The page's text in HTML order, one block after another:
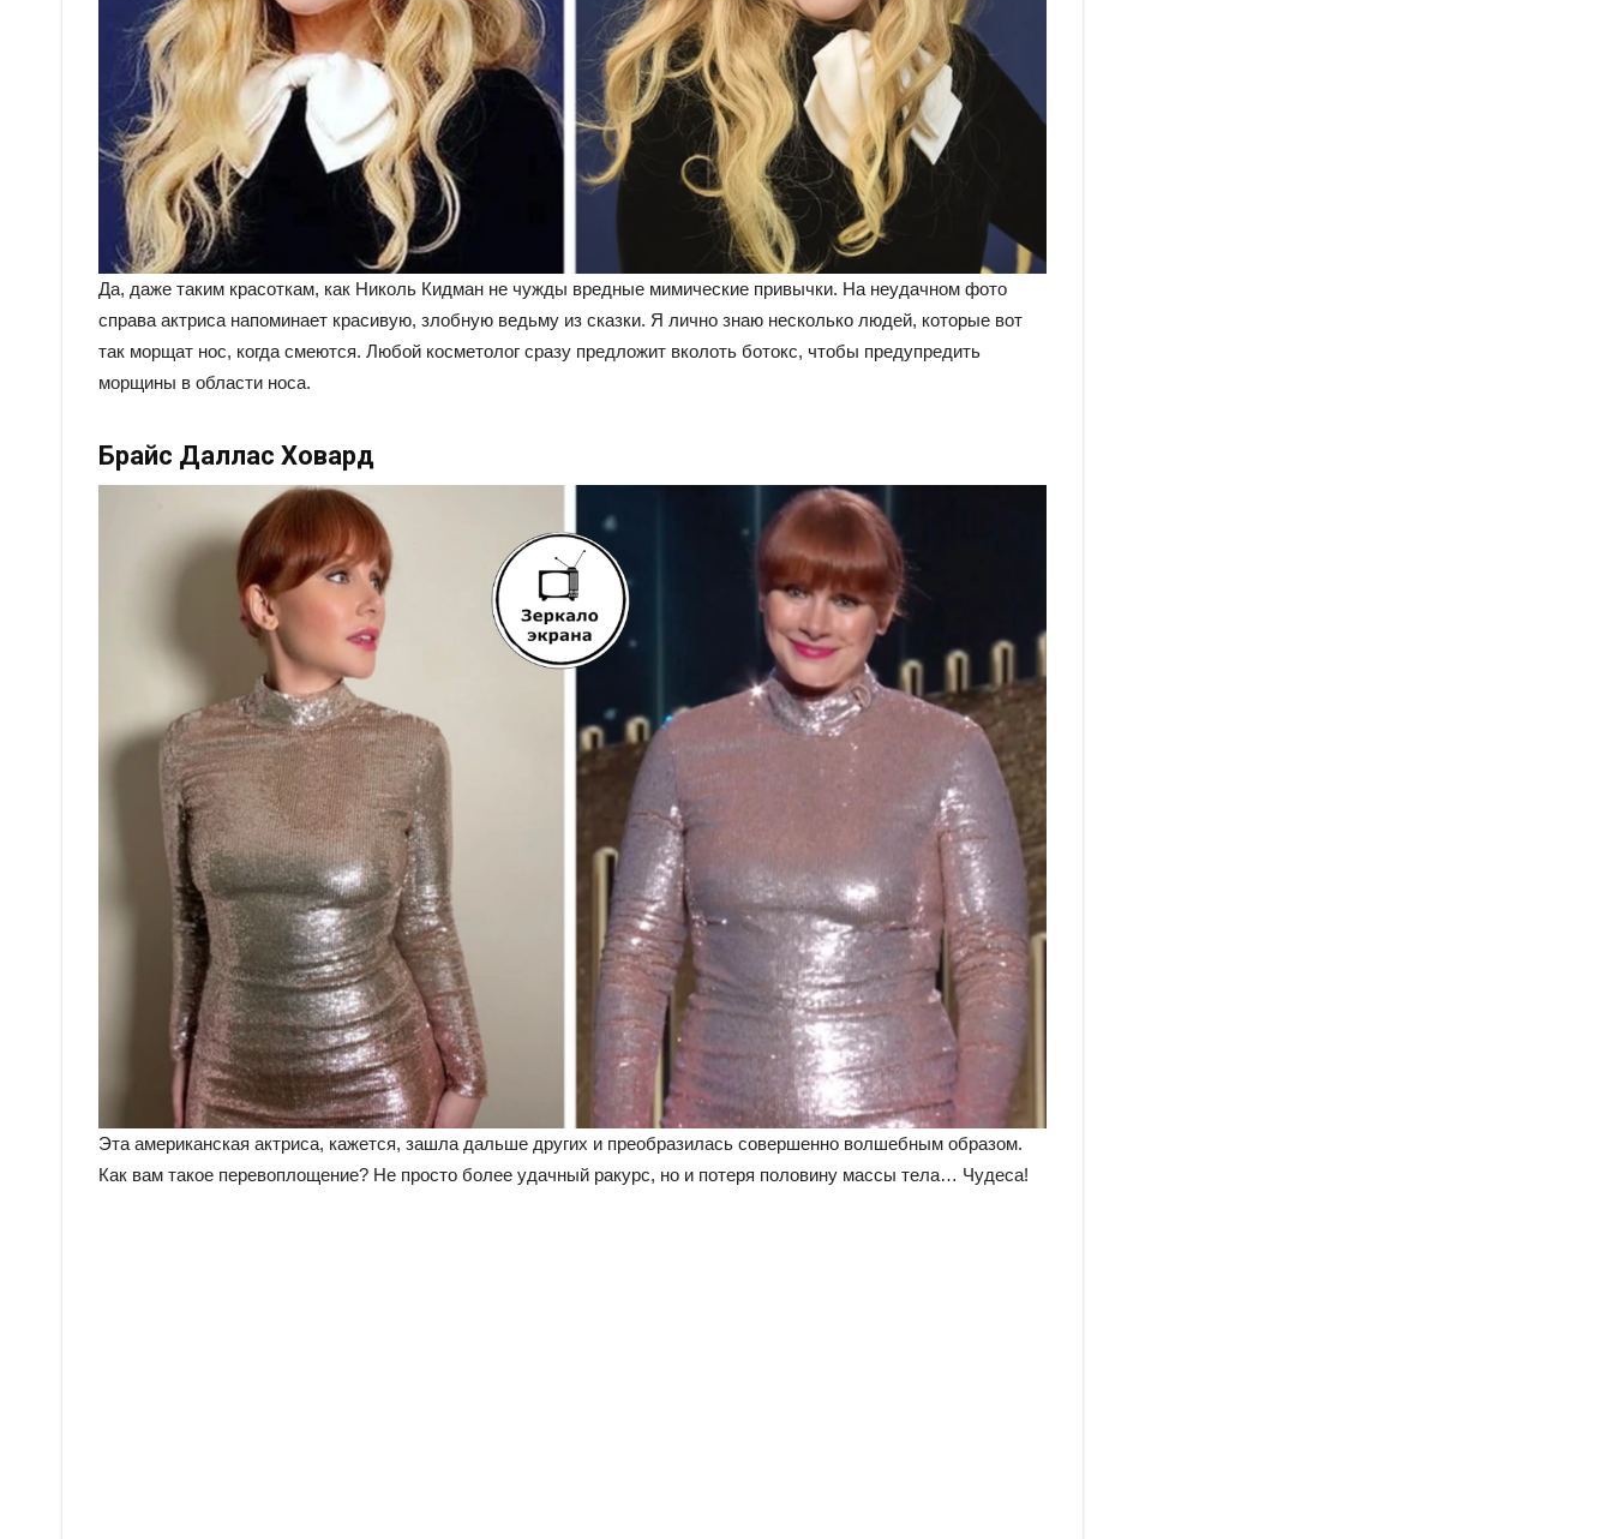
Да, даже таким красоткам, как Николь Кидман не чужды вредные мимические привычки. На неудачном фото
справа актриса напоминает красивую, злобную ведьму из сказки. Я лично знаю несколько людей, которые вот
так морщат нос, когда смеются. Любой косметолог сразу предложит вколоть ботокс, чтобы предупредить
морщины в области носа.
Брайс Даллас Ховард
Эта американская актриса, кажется, зашла дальше других и преобразилась совершенно волшебным образом.
Как вам такое перевоплощение? Не просто более удачный ракурс, но и потеря половину массы тела… Чудеса!